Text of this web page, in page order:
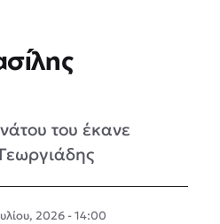
του έκανε
2026 - 14:00